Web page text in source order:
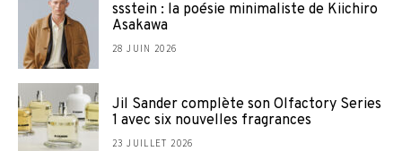
ssstein : la poésie minimaliste de Kiichiro
Asakawa
28 JUIN 2026
Jil Sander complète son Olfactory Series
1 avec six nouvelles fragrances
23 JUILLET 2026